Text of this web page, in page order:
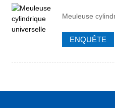
Meuleuse
ENQUÊTE